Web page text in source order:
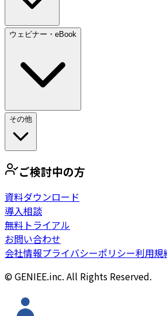
ウェビナー・eBook
その他
ご検討中の方
資料ダウンロード
導入相談
無料トライアル
お問い合わせ
会社情報プライバシーポリシー利用規
© GENIEE.inc. All Rights Reserved.